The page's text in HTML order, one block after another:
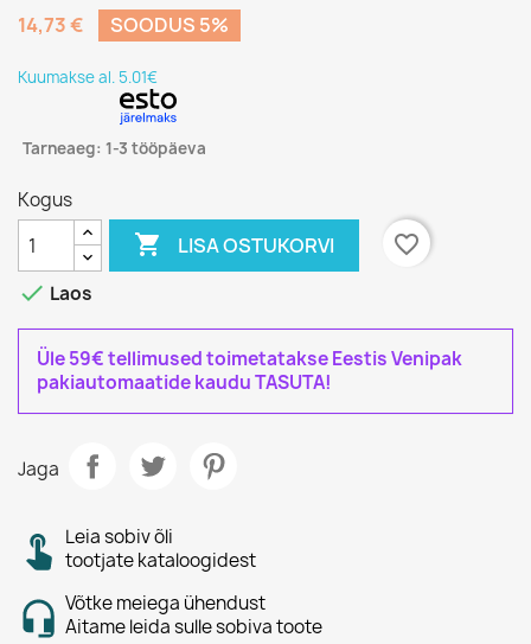
14,73 €
SOODUS 5%
Kuumakse al. 5.01€
Tarneaeg: 1-3 tööpäeva
Kogus
 LISA OSTUKORVI
favorite_border
 Laos
Üle 59€ tellimused toimetatakse Eestis Venipak
pakiautomaatide kaudu TASUTA!
Jaga
Leia sobiv õli
tootjate kataloogidest
Võtke meiega ühendust
Aitame leida sulle sobiva toote